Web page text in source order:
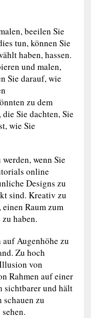
beeilen Sie
tun, können Sie
haben, hassen.
und malen,
Sie darauf, wie
zu dem
die Sie dachten, Sie
wie Sie
wenn Sie
online
Designs zu
sind. Kreativ zu
Raum zum
haben.
Augenhöhe zu
Zu hoch
von
Rahmen auf einer
sichtbarer und hält
schauen zu